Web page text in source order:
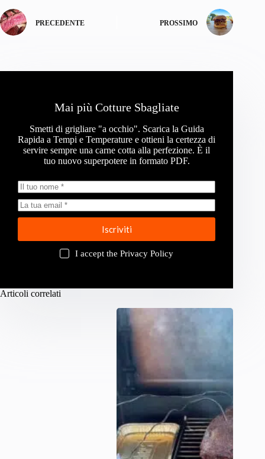
PRECEDENTE PROSSIMO
Mai più Cotture Sbagliate
Smetti di grigliare "a occhio". Scarica la Guida
Rapida a Tempi e Temperature e ottieni la certezza di
servire sempre una carne cotta alla perfezione. È il
tuo nuovo superpotere in formato PDF.
Iscriviti
I accept the Privacy Policy
Articoli correlati